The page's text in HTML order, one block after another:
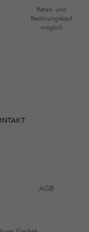
Raten- und
Rechnungskauf
möglich
AGB